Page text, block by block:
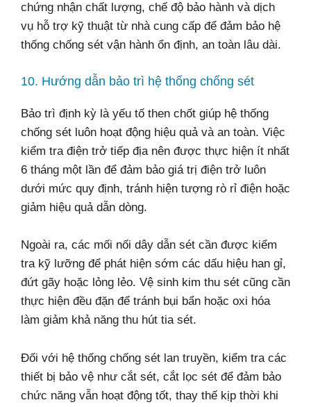
chứng nhận chất lượng, chế độ bảo hành và dịch
vụ hỗ trợ kỹ thuật từ nhà cung cấp để đảm bảo hệ
thống chống sét vận hành ổn định, an toàn lâu dài.
10. Hướng dẫn bảo trì hệ thống chống sét
Bảo trì định kỳ là yếu tố then chốt giúp hệ thống
chống sét luôn hoạt động hiệu quả và an toàn. Việc
kiểm tra điện trở tiếp địa nên được thực hiện ít nhất
6 tháng một lần để đảm bảo giá trị điện trở luôn
dưới mức quy định, tránh hiện tượng rò rỉ điện hoặc
giảm hiệu quả dẫn dòng.
Ngoài ra, các mối nối dây dẫn sét cần được kiểm
tra kỹ lưỡng để phát hiện sớm các dấu hiệu han gỉ,
đứt gãy hoặc lỏng lẻo. Vệ sinh kim thu sét cũng cần
thực hiện đều đặn để tránh bụi bẩn hoặc oxi hóa
làm giảm khả năng thu hút tia sét.
Đối với hệ thống chống sét lan truyền, kiểm tra các
thiết bị bảo vệ như cắt sét, cắt lọc sét để đảm bảo
chức năng vẫn hoạt động tốt, thay thế kịp thời khi